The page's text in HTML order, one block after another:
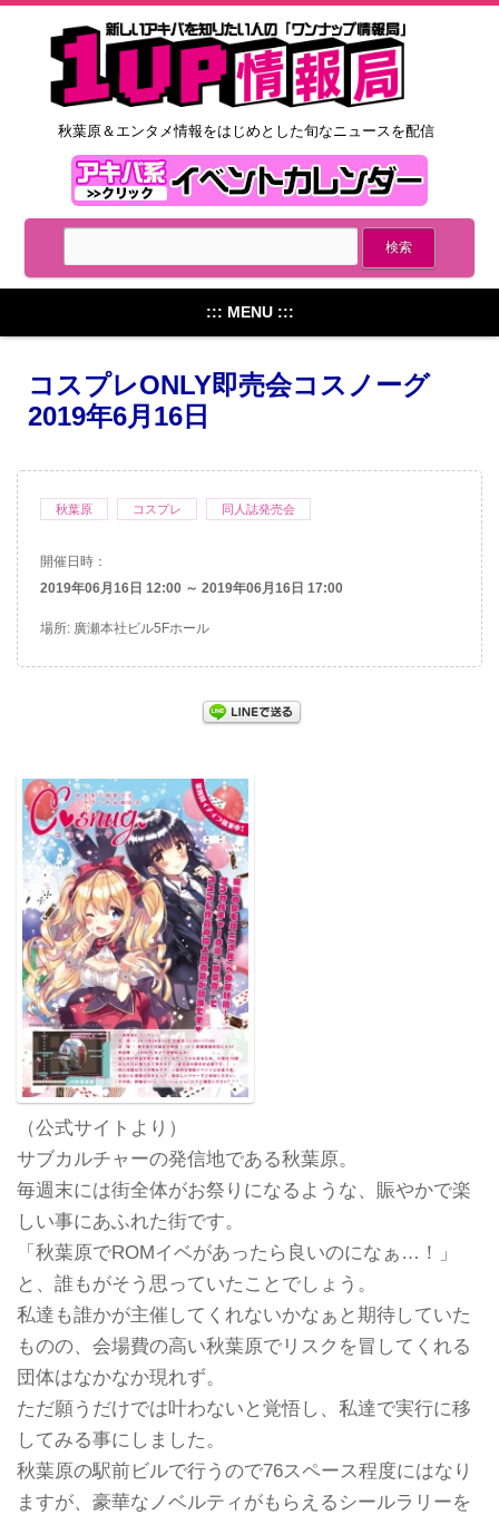
秋葉原＆エンタメ情報をはじめとした旬なニュースを配信
::: MENU :::
コスプレONLY即売会コスノーグ
2019年6月16日
秋葉原 コスプレ 同人誌発売会
開催日時：
2019年06月16日 12:00 ～ 2019年06月16日 17:00
場所: 廣瀬本社ビル5Fホール
（公式サイトより）
サブカルチャーの発信地である秋葉原。
毎週末には街全体がお祭りになるような、賑やかで楽
しい事にあふれた街です。
「秋葉原でROMイベがあったら良いのになぁ…！」
と、誰もがそう思っていたことでしょう。
私達も誰かが主催してくれないかなぁと期待していた
ものの、会場費の高い秋葉原でリスクを冒してくれる
団体はなかなか現れず。
ただ願うだけでは叶わないと覚悟し、私達で実行に移
してみる事にしました。
秋葉原の駅前ビルで行うので76スペース程度にはなり
ますが、豪華なノベルティがもらえるシールラリーを